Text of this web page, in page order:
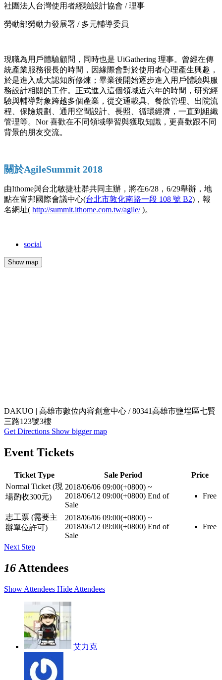
社團法人台灣使用者經驗設計協會 / 理事
勞動部勞動力發展署 / 多元輔導委員
現職為用戶體驗顧問，同時也是 UiGathering 理事。曾經在傳
統產業服務很長的時間，因緣際會對於使用者心理產生興趣，
於是進入成大認知所修煉；畢業後開始逐步進入用戶體驗與服
務設計相關的工作。正式進入這個領域近六年的時間，研究經
驗與輔導對象跨越多個產業，從交通載具、餐飲管理、出院流
程、保險規劃、通用空間設計、長照、循環經濟，一直到組織
管理等。Nor 喜歡在不同領域學習與獲取知識，更喜歡跟不同
背景的朋友交流。
關於AgileSummit 2018
由Ithome與台北敏捷社群共同主辦，將在6/28，6/29舉辦，地
點在富邦國際會議中心(台北市敦化南路一段 108 號 B2)，報
名網址( http://summit.ithome.com.tw/agile/)。
social
Show map
DAKUO | 高雄市數位內容創意中心 / 80341高雄市鹽埕區七賢
三路123號3樓
Get Directions Show bigger map
Event Tickets
Ticket Type Sale Period
Price
Normal Ticket (現
場酌收300元)
2018/06/06 09:00(+0800) ~
2018/06/12 09:00(+0800) End of
Sale
Free
志工票 (需要主
辦單位許可)
2018/06/06 09:00(+0800) ~
2018/06/12 09:00(+0800) End of
Sale
Free
Next Step
16 Attendees
Show Attendees Hide Attendees
艾力克